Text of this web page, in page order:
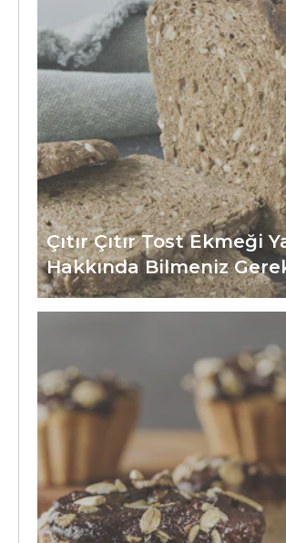
Çıtır Çıtır Tost Ekmeği
Hakkında Bilmeniz